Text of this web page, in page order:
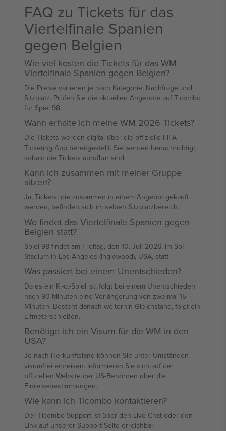
FAQ zu Tickets für das
Viertelfinale Spanien
gegen Belgien
Wie viel kosten die Tickets für das WM-
Viertelfinale Spanien gegen Belgien?
Die Preise variieren je nach Kategorie, Nachfrage und
Sitzplatz. Prüfen Sie die aktuellen Angebote auf Ticombo
für Spiel 98.
Wann erhalte ich meine WM 2026 Tickets?
Die Tickets werden digital über die offizielle FIFA
Ticketing App bereitgestellt. Sie werden benachrichtigt,
sobald die Tickets abrufbar sind.
Kann ich zusammen mit meiner Gruppe
sitzen?
Ja, Tickets, die zusammen in einem Angebot gekauft
werden, befinden sich im selben Sitzplatzbereich.
Wo findet das Viertelfinale Spanien gegen
Belgien statt?
Spiel 98 findet am Freitag, den 10. Juli 2026, im SoFi
Stadium in Los Angeles (Inglewood), USA, statt.
Was passiert bei einem Unentschieden?
Da es ein K.-o.-Spiel ist, folgt bei einem Unentschieden
nach 90 Minuten eine Verlängerung von zweimal 15
Minuten. Besteht danach weiterhin Gleichstand, folgt ein
Elfmeterschießen.
Benötige ich ein Visum für die WM in den
USA?
Je nach Herkunftsland können Sie unter Umständen
visumfrei einreisen. Informieren Sie sich auf der
offiziellen Website der US-Behörden über die
Einreisebestimmungen.
Wie kann ich Ticombo kontaktieren?
Der Ticombo-Support ist über den Live-Chat oder den
Link auf unserer Support-Seite erreichbar.